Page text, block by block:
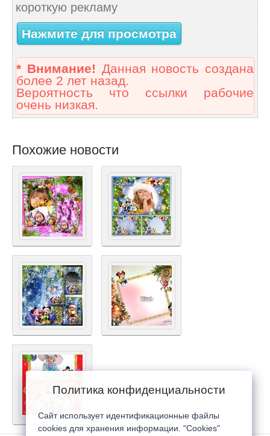
короткую рекламу
Нажмите для просмотра
* Внимание! Данная новость создана
более 2 лет назад.
Вероятность что ссылки рабочие
очень низкая.
Похожие новости
Политика конфиденциальности
Сайт использует идентификационные файлы
cookies для хранения информации. "Cookies"